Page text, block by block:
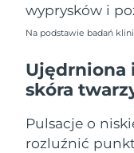
wyprysków i
Na podstawie badań
Ujędrniona
skóra
Pulsacje o
rozluźnić
Katar
Reunion
Rumunia